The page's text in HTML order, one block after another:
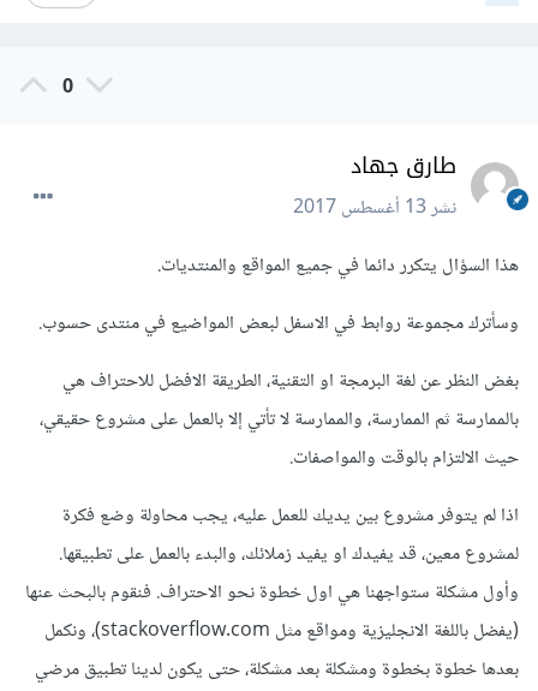
0
طارق جهاد
نشر13 أغسطس 2017
هذا السؤال يتكرر دائما في جميع المواقع والمنتديات.
وسأترك مجموعة روابط في الاسفل لبعض المواضيع في منتدى حسوب.
بغض النظر عن لغة البرمجة او التقنية، الطريقة الافضل للاحتراف هي
بالممارسة ثم الممارسة، والممارسة لا تأتي إلا بالعمل على مشروع حقيقي،
حيث الالتزام بالوقت والمواصفات.
اذا لم يتوفر مشروع بين يديك للعمل عليه، يجب محاولة وضع فكرة
لمشروع معين، قد يفيدك او يفيد زملائك، والبدء بالعمل على تطبيقها.
وأول مشكلة ستواجهنا هي اول خطوة نحو الاحتراف. فنقوم بالبحث عنها
(يفضل باللغة الانجليزية ومواقع مثل stackoverflow.com)، ونكمل
بعدها خطوة بخطوة ومشكلة بعد مشكلة، حتى يكون لدينا تطبيق مرضي